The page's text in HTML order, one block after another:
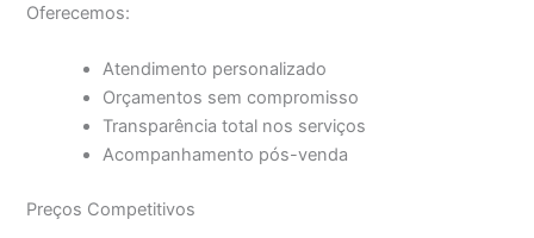
Oferecemos:
Atendimento personalizado
Orçamentos sem compromisso
Transparência total nos serviços
Acompanhamento pós-venda
Preços Competitivos